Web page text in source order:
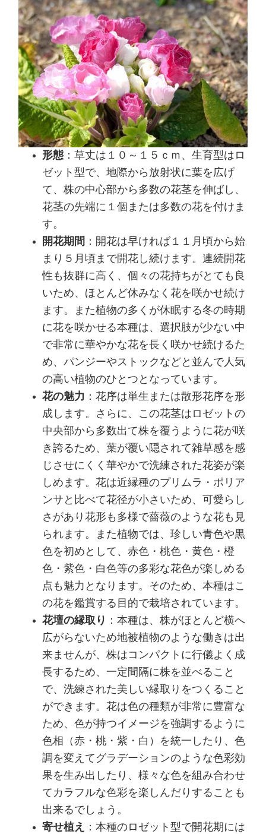
形態 ：草丈は１０～１５ｃｍ、生育型はロ
ゼット型で、地際から放射状に葉を広げ
て、株の中心部から多数の花茎を伸ばし、
花茎の先端に１個または多数の花を付けま
す。
開花期間 ：開花は早ければ１１月頃から始
まり５月頃まで開花し続けます。連続開花
性も抜群に高く、個々の花持ちがとても良
いため、ほとんど休みなく花を咲かせ続け
ます。また植物の多くが休眠する冬の時期
に花を咲かせる本種は、選択肢が少ない中
で非常に華やかな花を長く咲かせ続けるた
め、パンジーやストックなどと並んで人気
の高い植物のひとつとなっています。
花の魅力 ：花序は単生または散形花序を形
成します。さらに、この花茎はロゼットの
中央部から多数出て株を覆うように花が咲
き誇るため、葉が覆い隠されて雑草感を感
じさせにくく華やかで洗練された花姿が楽
しめます。花は近縁種のプリムラ・ポリア
ンサと比べて花径が小さいため、可愛らし
さがあり花形も多様で薔薇のような花も見
られます。また植物では、珍しい青色や黒
色を初めとして、赤色・桃色・黄色・橙
色・紫色・白色等の多彩な花色が楽しめる
点も魅力となります。そのため、本種はこ
の花を鑑賞する目的で栽培されています。
花壇の縁取り
：本種は、株がほとんど横へ
広がらないため地被植物のような働きは出
来ませんが、株はコンパクトに行儀よく成
長するため、一定間隔に株を並べること
で、洗練された美しい縁取りをつくること
ができます。花は色の種類が非常に豊富な
ため、色が持つイメージを強調するように
色相（赤・桃・紫・白）を統一したり、色
調を変えてグラデーションのような色彩効
果を生み出したり、様々な色を組み合わせ
てカラフルな色彩を楽しんだりすることも
出来るでしょう。
寄せ植え
：本種のロゼット型で開花期には